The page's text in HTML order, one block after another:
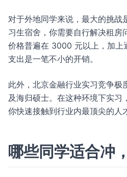
对于外地同学来说，最大的挑战
习生宿舍，你需要自行解决租房
价格普遍在 3000 元以上，加上
支出是一笔不小的开销。
此外，北京金融行业实习竞争极
及海归硕士。在这种环境下实习
你快速接触到行业内最顶尖的人
哪些同学适合冲